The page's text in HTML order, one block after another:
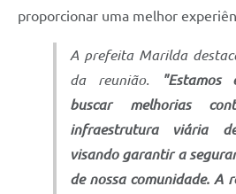
proporcionar uma melhor
A prefeita Marilda
da reunião.
"Estamos
buscar melhorias
infraestrutura viária
visando garantir a
de nossa comunidade. A